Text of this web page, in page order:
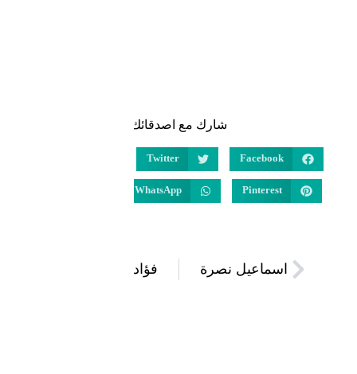
شارك مع اصدقائك
Facebook
Twitter
Pinterest
WhatsApp
اسماعيل نصرة فؤاد أبو عساف